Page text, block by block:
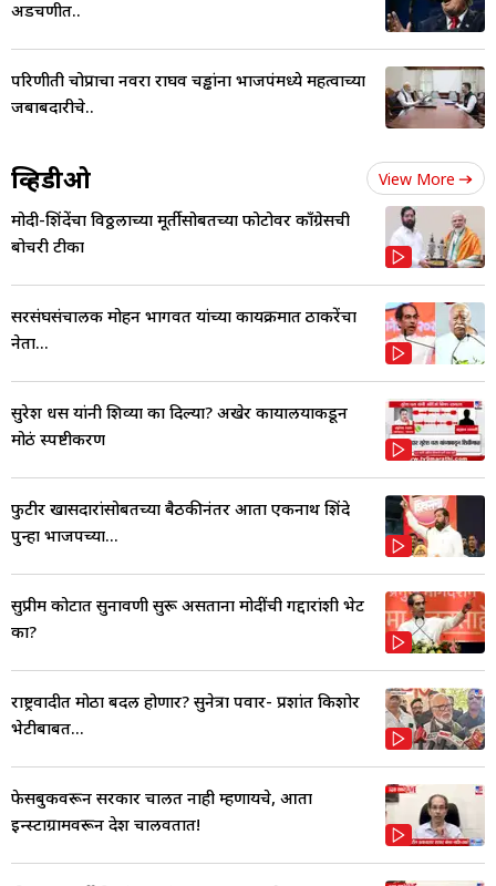
अडचणीत..
परिणीती चोप्राचा नवरा राघव चड्ढांना भाजपंमध्ये महत्वाच्या
जबाबदारीचे..
व्हिडीओ View More
मोदी-शिंदेंचा विठ्ठलाच्या मूर्तीसोबतच्या फोटोवर काँग्रेसची
बोचरी टीका
सरसंघसंचालक मोहन भागवत यांच्या कार्यक्रमात ठाकरेंचा
नेता...
सुरेश धस यांनी शिव्या का दिल्या? अखेर कार्यालयाकडून
मोठं स्पष्टीकरण
फुटीर खासदारांसोबतच्या बैठकीनंतर आता एकनाथ शिंदे
पुन्हा भाजपच्या...
सुप्रीम कोर्टात सुनावणी सुरू असताना मोदींची गद्दारांशी भेट
का?
राष्ट्रवादीत मोठा बदल होणार? सुनेत्रा पवार- प्रशांत किशोर
भेटीबाबत...
फेसबुकवरून सरकार चालत नाही म्हणायचे, आता
इन्स्टाग्रामवरून देश चालवतात!